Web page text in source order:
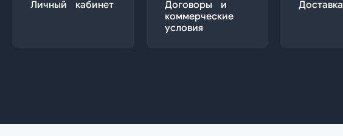
Личный кабинет
Договоры и
коммерческие
условия
Доставка